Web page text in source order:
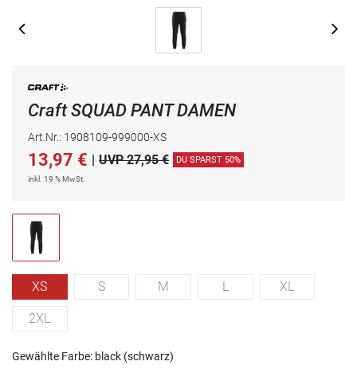
Craft SQUAD PANT DAMEN
Art.Nr.: 1908109-999000-XS
13,97 € | UVP 27,95 € DU SPARST 50%
inkl. 19 % MwSt.
XS S M L XL
2XL
Gewählte Farbe: black (schwarz)